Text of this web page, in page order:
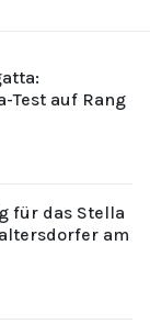
Test auf Rang
für das Stella
am